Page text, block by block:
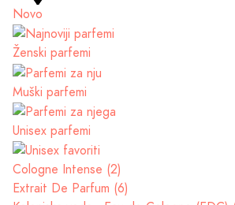
Novo
Ženski parfemi
Muški parfemi
Unisex parfemi
Cologne Intense (2)
Extrait De Parfum (6)